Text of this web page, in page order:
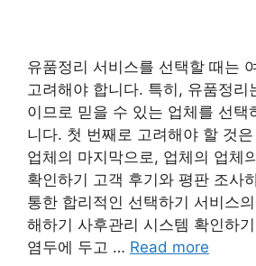
유품정리 서비스를 선택할 때는
고려해야 합니다. 특히, 유품정리
이므로 믿을 수 있는 업체를 선택
니다. 첫 번째로 고려해야 할 것
업체의 마지막으로, 업체의 업체
확인하기 고객 후기와 평판 조사
통한 합리적인 선택하기 서비스
해하기 사후관리 시스템 확인하
염두에 두고 … Read more